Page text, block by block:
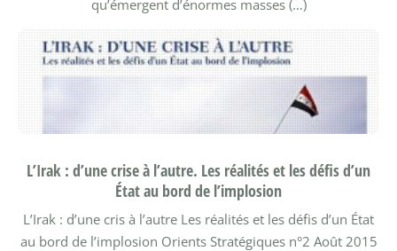
qu’émergent d’énormes masses (…)
L’Irak : d’une crise à l’autre. Les réalités et les défis d’un
État au bord de l’implosion
L’Irak : d’une cris à l’autre Les réalités et les défis d’un État
au bord de l’implosion Orients Stratégiques n°2 Août 2015